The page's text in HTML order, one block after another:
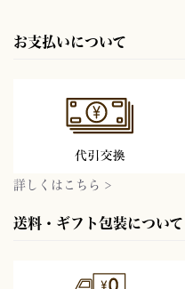
お支払いについて
詳しくはこちら >
送料・ギフト包装について